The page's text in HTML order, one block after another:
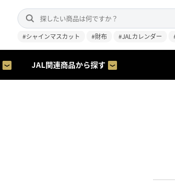
#シャインマスカット #財布 #JALカレンダー
JAL関連商品から探す